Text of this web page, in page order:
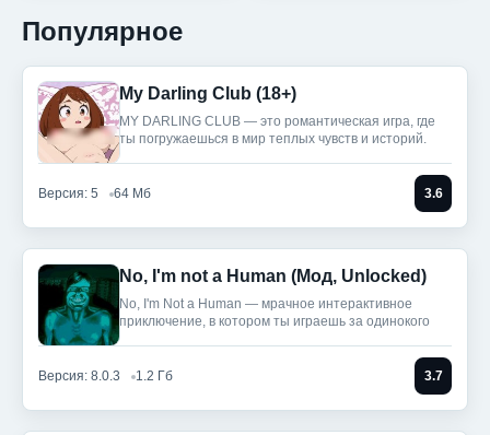
Популярное
My Darling Club (18+)
MY DARLING CLUB — это романтическая игра, где
ты погружаешься в мир теплых чувств и историй.
Версия: 5 64 Мб 3.6
No, I'm not a Human (Мод, Unlocked)
No, I'm Not a Human — мрачное интерактивное
приключение, в котором ты играешь за одинокого
Версия: 8.0.3 1.2 Гб 3.7